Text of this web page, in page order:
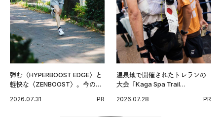
弾む〈HYPERBOOST EDGE〉と
軽快な〈ZENBOOST〉。今の時
出した新機軸。
2026.07.31 PR
温泉地で開催されたトレランの
大会「Kaga Spa Trail
戦を夢見るランナーたちの奮闘
2026.07.28 PR